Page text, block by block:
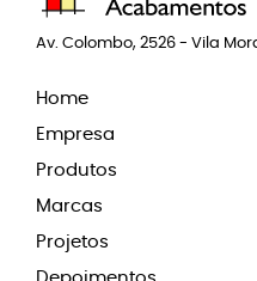
Av. Colombo, 2526 - Vila
Home
Empresa
Produtos
Marcas
Projetos